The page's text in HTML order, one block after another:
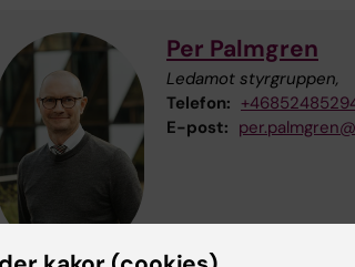
Per Palmgren
Ledamot styrgruppen,
Telefon:
E-post: